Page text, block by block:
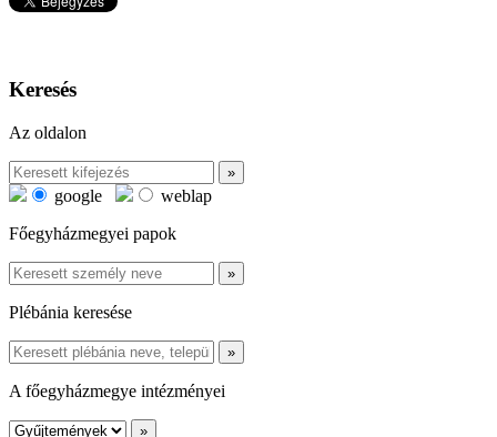
Keresés
Az oldalon
google
weblap
Főegyházmegyei papok
Plébánia keresése
A főegyházmegye intézményei